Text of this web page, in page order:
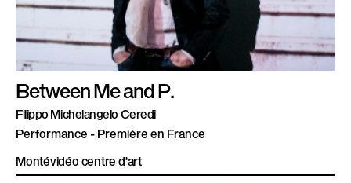
Between Me and P.
Filippo Michelangelo Ceredi
Performance - Première en France
Montévidéo centre d'art